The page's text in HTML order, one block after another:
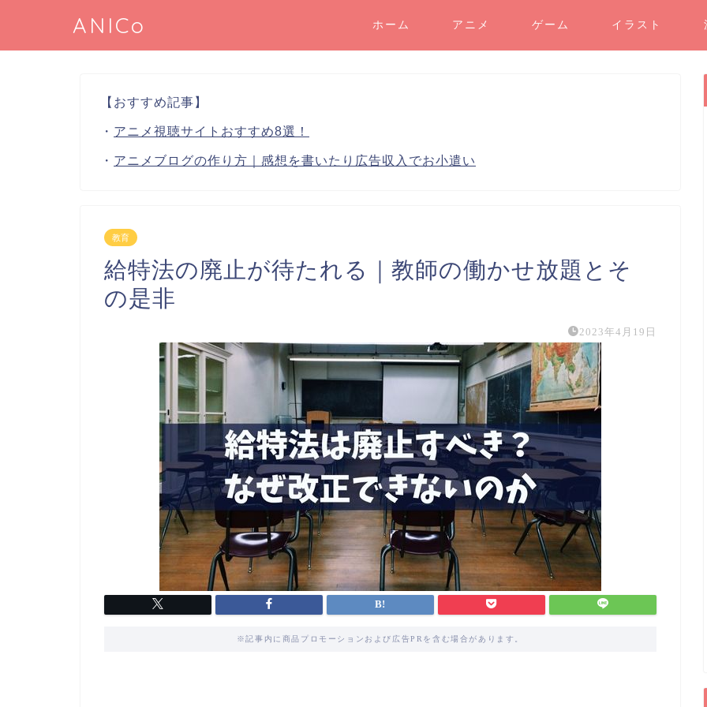
ANICo ホーム アニメ ゲーム イラスト
【おすすめ記事】
・ アニメ視聴サイトおすすめ8選！
・ アニメブログの作り方｜感想を書いたり広告収入でお小遣い
教育
給特法の廃止が待たれる｜教師の働かせ放題とそ
の是非
2023年4月19日
※記事内に商品プロモーションおよび広告PRを含む場合があります。